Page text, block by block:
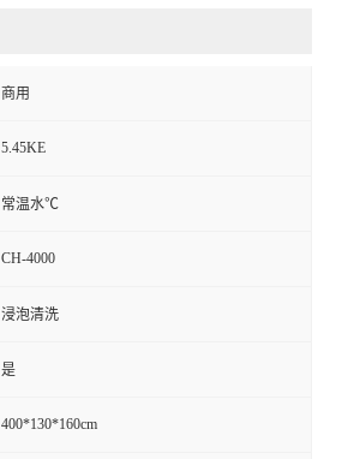
商用
5.45KE
常温水℃
CH-4000
浸泡清洗
是
400*130*160cm